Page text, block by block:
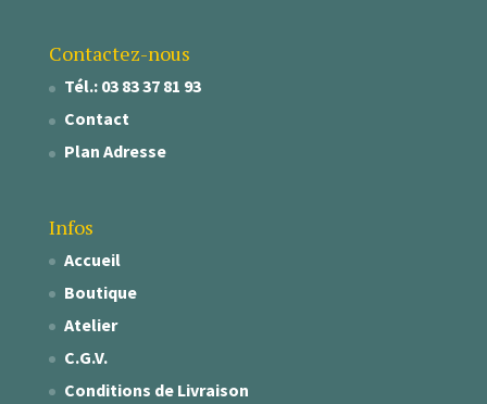
Contactez-nous
Tél.: 03 83 37 81 93
Contact
Plan Adresse
Infos
Accueil
Boutique
Atelier
C.G.V.
Conditions de Livraison